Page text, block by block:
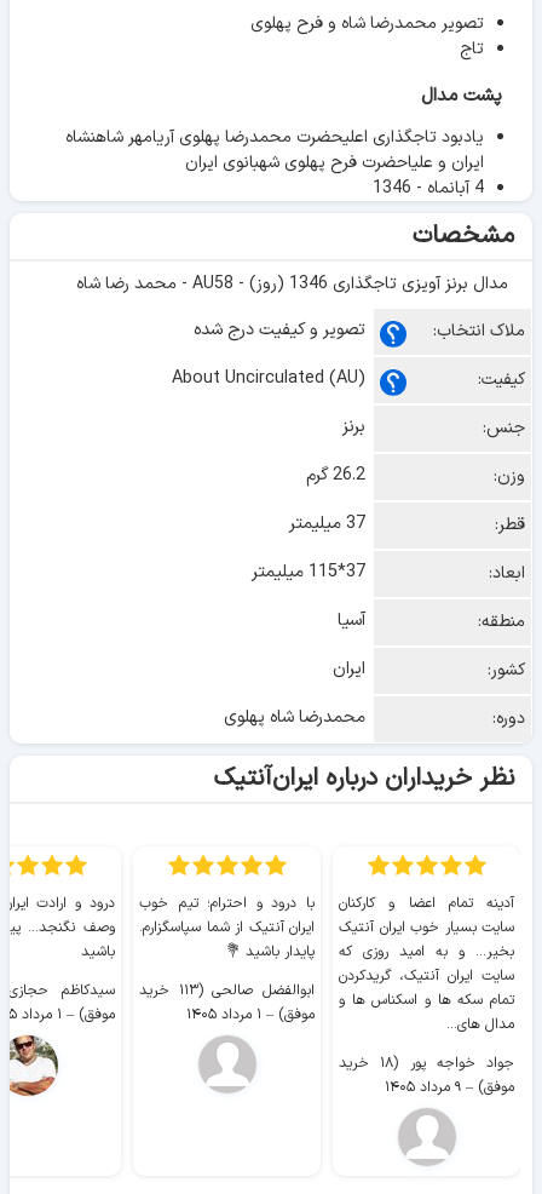
تصویر محمدرضا شاه و فرح پهلوی
تاج
پشت مدال
یادبود تاجگذاری اعلیحضرت محمدرضا پهلوی آریامهر شاهنشاه
ایران و علیاحضرت فرح پهلوی شهبانوی ایران
4 آبانماه - 1346
مشخصات
مدال برنز آویزی تاجگذاری 1346 (روز) - AU58 - محمد رضا شاه
ملاک انتخاب:
تصویر و کیفیت درج شده
کیفیت:
About Uncirculated (AU)
جنس:
برنز
وزن:
26.2 گرم
قطر:
37 میلیمتر
ابعاد:
37*115 میلیمتر
منطقه:
آسیا
کشور:
ایران
دوره:
محمدرضا شاه پهلوی
نظر خریداران درباره ایران‌آنتیک
آدینه تمام اعضا و کارکنان
سایت بسیار خوب ايران آنتیک
بخیر... و به امید روزی که
سایت ايران آنتیک، گریدکردن
تمام سکه ها و اسکناس ها و
مدال های...
جواد خواجه پور (۱۸ خرید
موفق) – ۹ مرداد ۱۴۰۵
با درود و احترام؛ تیم خوب
ایران آنتیک از شما سپاسگزارم.
پایدار باشید 💐
ابوالفضل صالحی (۱۱۳ خرید
موفق) – ۱ مرداد ۱۴۰۵
درود و ارادت
وصف نگنجد...
باشید
موفق) – ۱ مرداد ۱۴۰۵